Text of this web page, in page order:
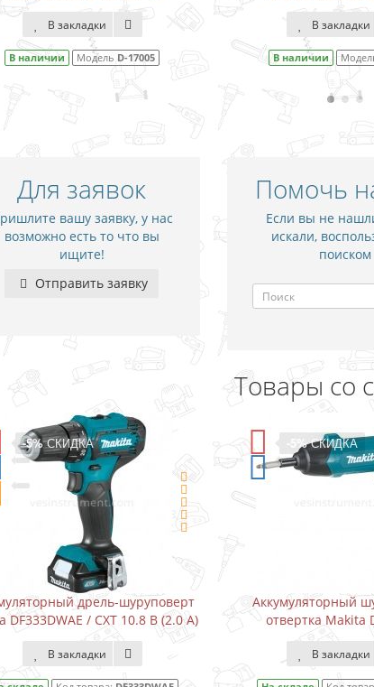
D-17005
В закладки
В наличии Модель D-17251
Для заявок
вашу заявку, у нас
возможно есть то что вы
ищите!
Отправить заявку
Помочь
Если вы не
искали,
поиском
Товары со
-5%СКИДКА
Аккумуляторный шуруповерт-
отвертка Makita DF001DW
В закладки
-
Karcher